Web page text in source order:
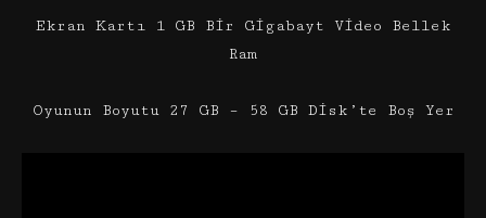
Ekran Kartı 1 GB Bir Gigabayt Video Bellek
Ram
Oyunun Boyutu 27 GB – 58 GB Disk’te Boş Yer